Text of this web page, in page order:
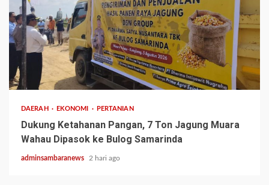
1 min read
DAERAH EKONOMI PERTANIAN
Dukung Ketahanan Pangan, 7 Ton Jagung Muara
Wahau Dipasok ke Bulog Samarinda
adminsambaranews 2 hari ago